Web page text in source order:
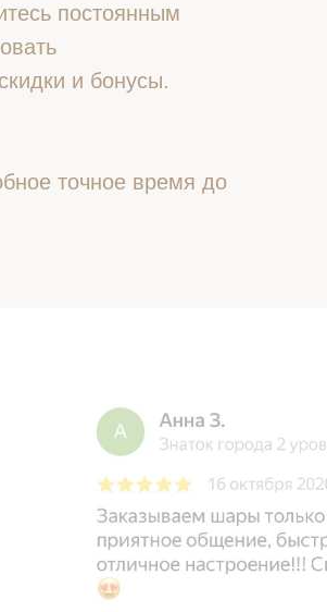
постоянным
и бонусы.
точное время до